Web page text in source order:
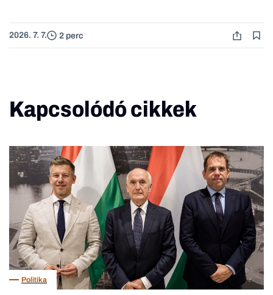
2026. 7. 7. 2 perc
Kapcsolódó cikkek
Politika